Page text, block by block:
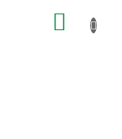
KOŠÍK